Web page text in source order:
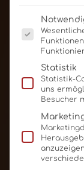
Es folgt eine
Statistik
Statistik-
uns
Besucher